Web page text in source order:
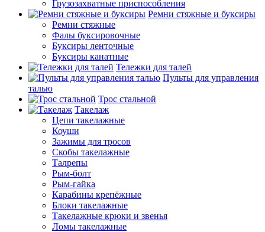
Грузозахватные приспособления
Ремни стяжные и буксиры
Ремни стяжные
Фалы буксировочные
Буксиры ленточные
Буксиры канатные
Тележки для талей
Пульты для управления
талью
Трос стальной
Такелаж
Цепи такелажные
Коуши
Зажимы для тросов
Скобы такелажные
Талрепы
Рым-болт
Рым-гайка
Карабины крепёжные
Блоки такелажные
Такелажные крюки и звенья
Ломы такелажные